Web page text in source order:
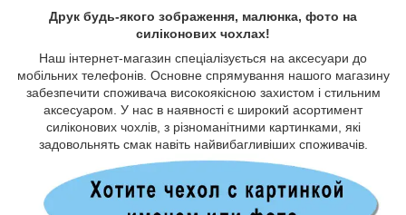
Друк будь-якого зображення, малюнка, фото на
силіконових чохлах!
Наш інтернет-магазин спеціалізується на аксесуари до
мобільних телефонів. Основне спрямування нашого магазину
забезпечити споживача високоякісною захистом і стильним
аксесуаром. У нас в наявності є широкий асортимент
силіконових чохлів, з різноманітними картинками, які
задовольнять смак навіть найвибагливіших споживачів.